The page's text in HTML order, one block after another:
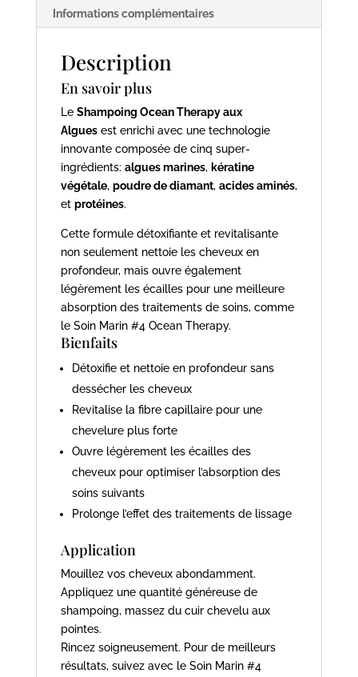
Informations complémentaires
Description
En savoir plus
Le Shampoing Ocean Therapy aux
Alguesest enrichi avec une technologie
innovante composée de cinq super-
ingrédients: algues marines, kératine
végétale, poudre de diamant, acides aminés,
et protéines.
Cette formule détoxifiante et revitalisante
non seulement nettoie les cheveux en
profondeur, mais ouvre également
légèrement les écailles pour une meilleure
absorption des traitements de soins, comme
le Soin Marin #4 Ocean Therapy.
Bienfaits
Détoxifie et nettoie en profondeur sans
dessécher les cheveux
Revitalise la fibre capillaire pour une
chevelure plus forte
Ouvre légèrement les écailles des
cheveux pour optimiser l’absorption des
soins suivants
Prolonge l’effet des traitements de lissage
Application
Mouillez vos cheveux abondamment.
Appliquez une quantité généreuse de
shampoing, massez du cuir chevelu aux
pointes.
Rincez soigneusement. Pour de meilleurs
résultats, suivez avec le Soin Marin #4